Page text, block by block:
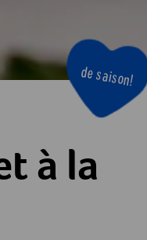
à la
de saison!